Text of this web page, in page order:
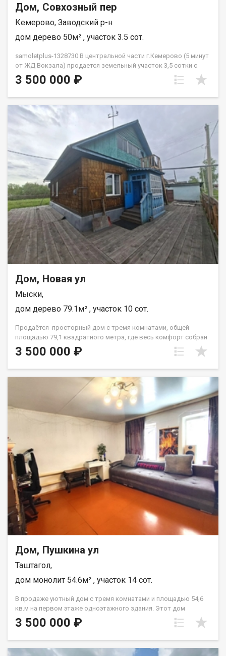
Дом, Совхозный пер
Кемерово, Заводский р-н
дом дерево 50м² , участок 3.5 сот.
samoletplus-1328730 В центральной части г.Кемерово (5 минут
от ЖД Вокзала) продается земельный участок 3,5 сотки с
уютным домиком в 50м2 ! В доме 2 комнаты, кухня,
современный сан узел,oтопление электричecкoe,
квaртирe. Элeктрoпpoводка нoвaя, кpышa перeкpытa, дoм
обшит. В доме современный ремонт, свежие стеклопакеты.
На участке есть 2 машино места, так же есть корпус под баню
и прилегающее крыльцо-подиум для уютных вечерних
посиделок! Ухоженный и разработанный участок ! Дом
подойдет под сезонное жилье (дача) так же и для
проживания на постоянной основе! Рядом развитая
инфраструктура, все в шаговой доступности, так же есть 2
школы и магазины, так же в 10 минутах находится красивый
парк молодежи! Приобретая это жилье через "Самолет
Плюс", Вы получаете:Полное юридическое сопровождение
Превосходный клиентский сервис Звоните с 9:00 до 21:00 -
ответим на вопросы и организуем просмотр! Киселева
Маргарита
3 500 000 ₽
Дом, Новая ул
Мыски,
дом дерево 79.1м² , участок 10 сот.
Продаётся просторный дом с тремя комнатами, общей
площадью 79,1 квадратного метра, где весь комфорт собран
на первом этаже без лишних лестниц. Это идеальное решение
для тех, кто ценит удобство и безопасность, особенно для
расположен в районе с развитой социальной
инфраструктурой, где всё необходимое находится в шаговой
доступности, что существенно экономит ваше время и силы.
Это жильё создано для тех, кто хочет забыть о шумных
соседях за стеной и получить собственный участок с
выходом на улицу. Здесь вы сможете обустроить небольшую
зону отдыха или установить мангал, а для автомобиля
предусмотрен просторный гараж, так же имеется жаркая
банька и летняя кухня. Дополнительным преимуществом
станет близость остановки общественного транспорта,
откуда до центра города ходят автобусы № 7 и № 12. Таким
образом, вы приобретаете готовое, уютное и безопасное
пространство для жизни, где каждый квадратный метр
продуман для максимального комфорта. Звоните-
записывайтесь на просмотр! Назовите при звонке данный
номер объявления - 542238 Номер объекта: 542238. Ольга
3 500 000 ₽
Дом, Пушкина ул
Таштагол,
дом монолит 54.6м² , участок 14 сот.
В продаже уютный дом с тремя комнатами и площадью 54,6
кв.м на первом этаже одноэтажного здания. Этот дом
идеально подойдет тем, кто ценит комфорт и удобство в
жилье. Сейчас в доме выполнен стандартный косметический
дополнительных затратах на обновление интерьера. В доме
3 500 000 ₽